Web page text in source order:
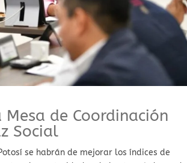
de Coordinación
Social
se habrán de mejorar los índices de